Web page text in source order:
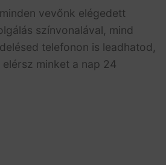
vevőnk elégedett
színvonalával, mind
telefonon is leadhatod,
minket a nap 24